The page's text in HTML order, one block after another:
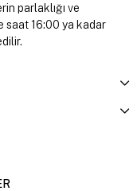
parlaklığı ve
saat 16:00 ya kadar